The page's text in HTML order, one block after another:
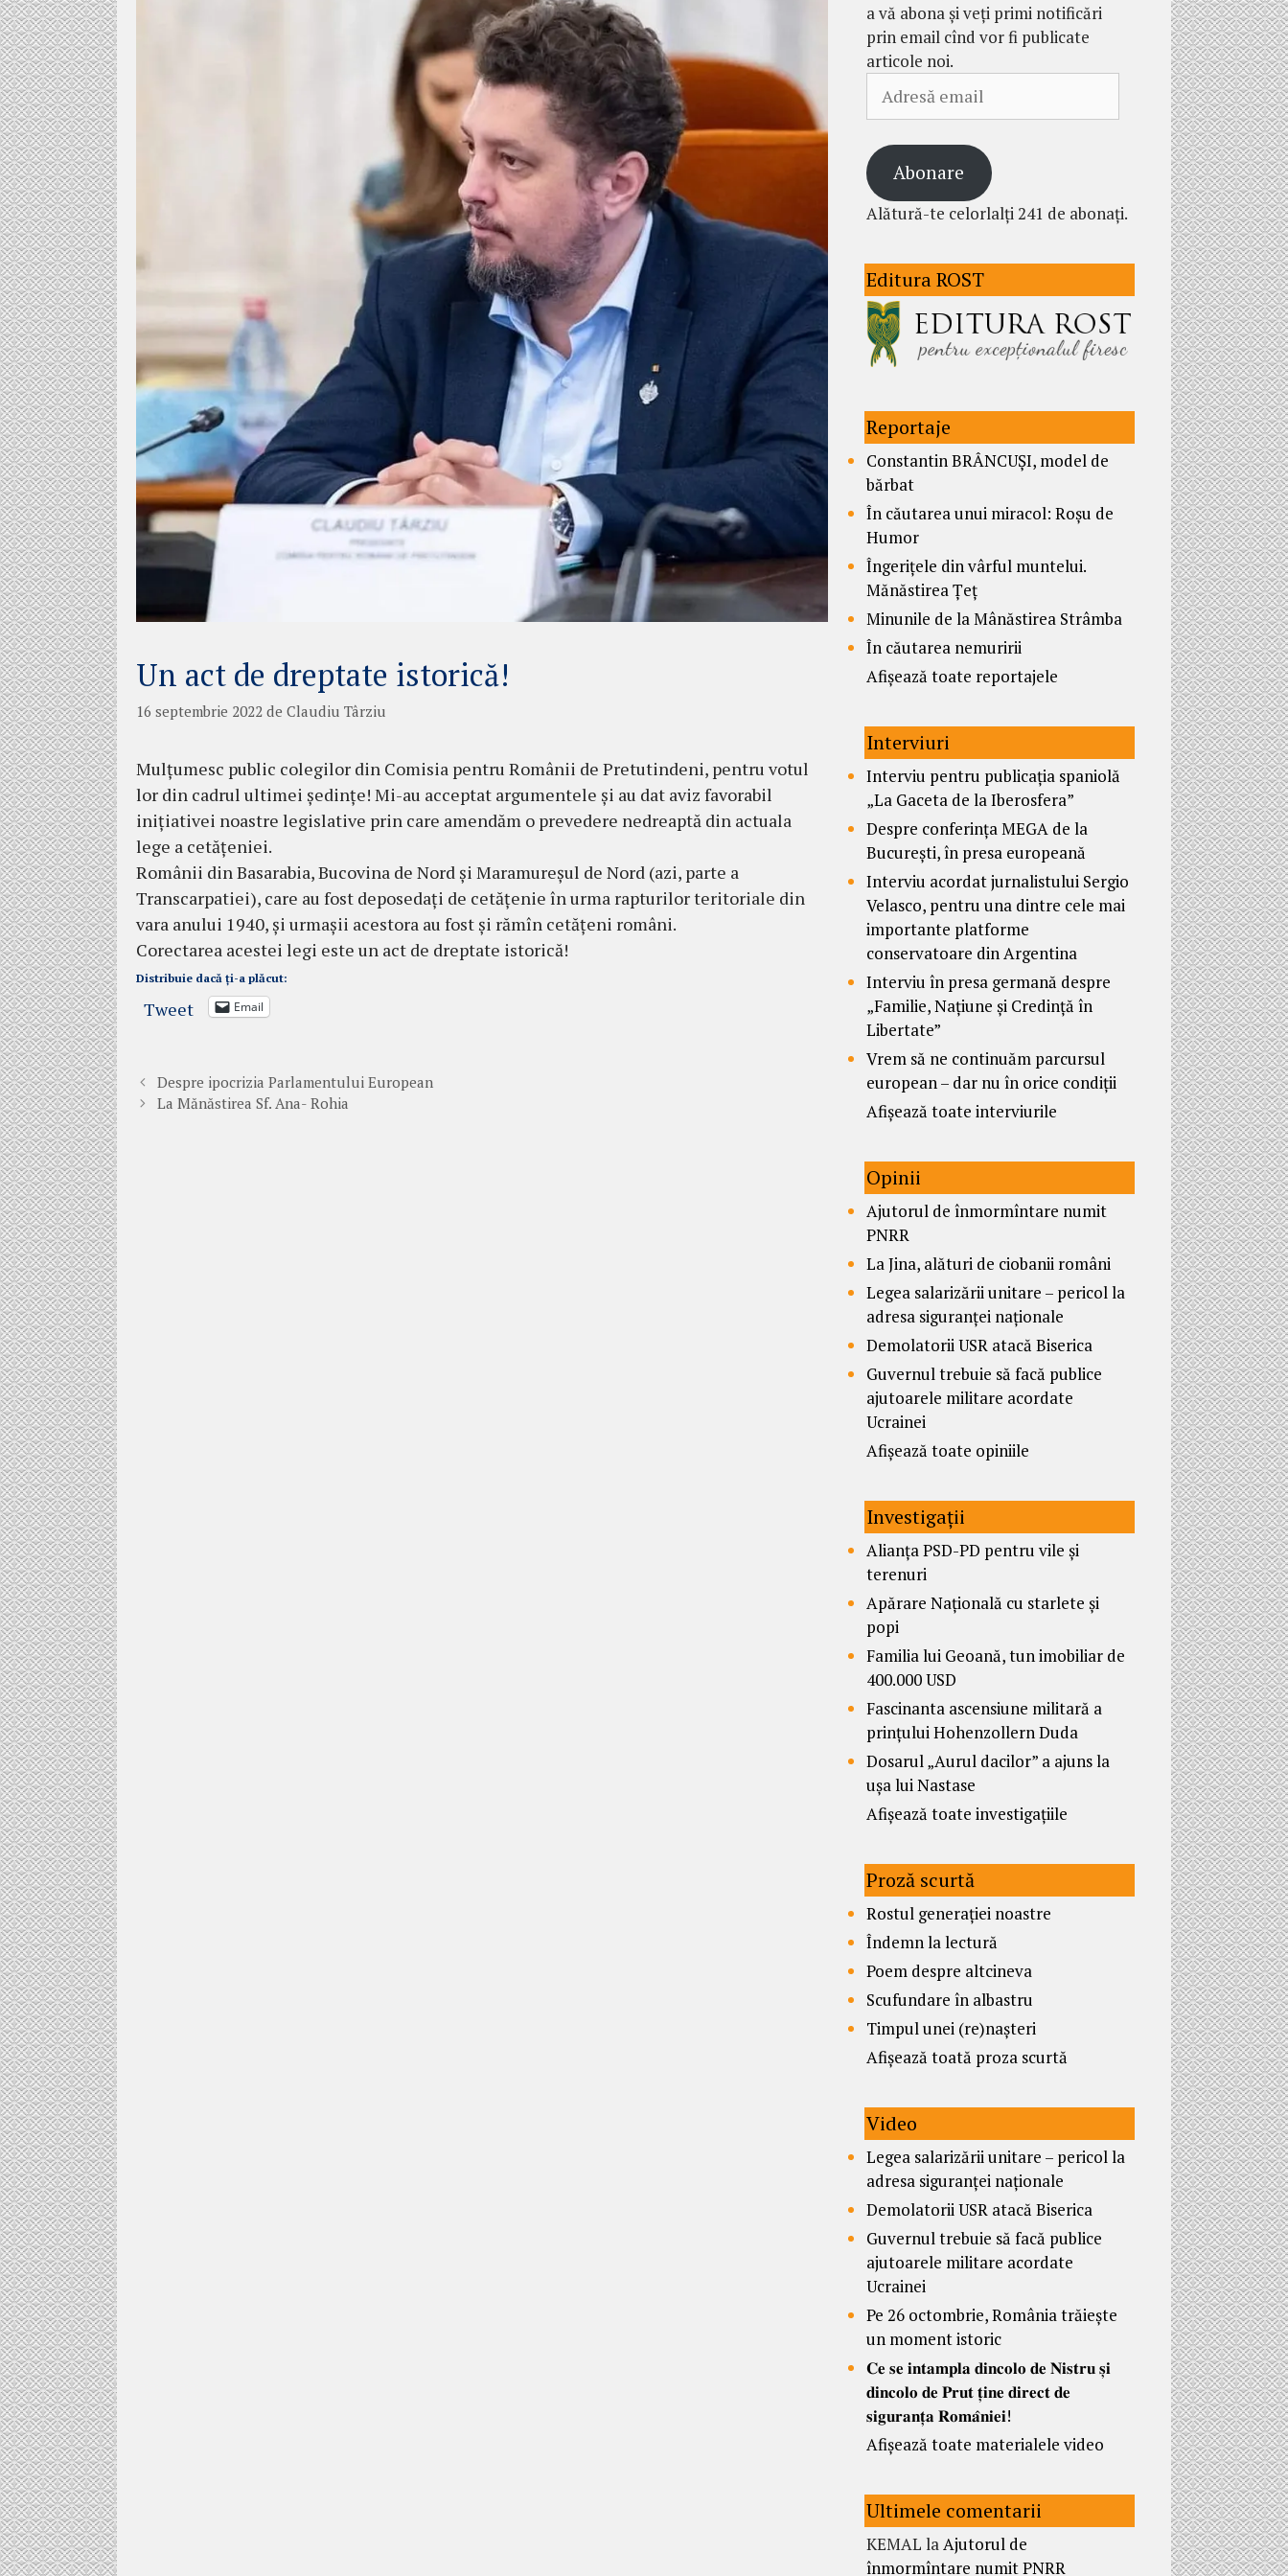
Un act de dreptate istorică!
16 septembrie 2022 de Claudiu Târziu
Mulțumesc public colegilor din Comisia pentru Românii de Pretutindeni, pentru votul
lor din cadrul ultimei ședințe! Mi-au acceptat argumentele și au dat aviz favorabil
inițiativei noastre legislative prin care amendăm o prevedere nedreaptă din actuala
lege a cetățeniei.
Românii din Basarabia, Bucovina de Nord și Maramureșul de Nord (azi, parte a
Transcarpatiei), care au fost deposedați de cetățenie în urma rapturilor teritoriale din
vara anului 1940, și urmașii acestora au fost și rămîn cetățeni români.
Corectarea acestei legi este un act de dreptate istorică!
Distribuie dacă ți-a plăcut:
Tweet Email
Despre ipocrizia Parlamentului European
La Mănăstirea Sf. Ana- Rohia
a vă abona și veți primi notificări
prin email cînd vor fi publicate
articole noi.
email
Abonare
Alătură-te celorlalți 241 de abonați.
Editura ROST
Reportaje
Constantin BRÂNCUȘI, model de
bărbat
În căutarea unui miracol: Roșu de
Humor
Îngerițele din vârful muntelui.
Mănăstirea Țeț
Minunile de la Mânăstirea Strâmba
În căutarea nemuririi
Afișează toate reportajele
Interviuri
Interviu pentru publicația spaniolă
„La Gaceta de la Iberosfera”
Despre conferința MEGA de la
București, în presa europeană
Interviu acordat jurnalistului Sergio
Velasco, pentru una dintre cele mai
importante platforme
conservatoare din Argentina
Interviu în presa germană despre
„Familie, Națiune și Credință în
Libertate”
Vrem să ne continuăm parcursul
european – dar nu în orice condiții
Afișează toate interviurile
Opinii
Ajutorul de înmormîntare numit
PNRR
La Jina, alături de ciobanii români
Legea salarizării unitare – pericol la
adresa siguranței naționale
Demolatorii USR atacă Biserica
Guvernul trebuie să facă publice
ajutoarele militare acordate
Ucrainei
Afișează toate opiniile
Investigații
Alianța PSD-PD pentru vile și
terenuri
Apărare Națională cu starlete și
popi
Familia lui Geoană, tun imobiliar de
400.000 USD
Fascinanta ascensiune militară a
prințului Hohenzollern Duda
Dosarul „Aurul dacilor” a ajuns la
ușa lui Nastase
Afișează toate investigațiile
Proză scurtă
Rostul generației noastre
Îndemn la lectură
Poem despre altcineva
Scufundare în albastru
Timpul unei (re)nașteri
Afișează toată proza scurtă
Video
Legea salarizării unitare – pericol la
adresa siguranței naționale
Demolatorii USR atacă Biserica
Guvernul trebuie să facă publice
ajutoarele militare acordate
Ucrainei
Pe 26 octombrie, România trăiește
un moment istoric
𝐂𝐞 𝐬𝐞 𝐢𝐧𝐭𝐚𝐦𝐩𝐥𝐚 𝐝𝐢𝐧𝐜𝐨𝐥𝐨 𝐝𝐞 𝐍𝐢𝐬𝐭𝐫𝐮 𝐬̦𝐢
𝐝𝐢𝐧𝐜𝐨𝐥𝐨 𝐝𝐞 𝐏𝐫𝐮𝐭 𝐭̦𝐢𝐧𝐞 𝐝𝐢𝐫𝐞𝐜𝐭 𝐝𝐞
𝐬𝐢𝐠𝐮𝐫𝐚𝐧𝐭̦𝐚 𝐑𝐨𝐦𝐚̂𝐧𝐢𝐞𝐢!
Afișează toate materialele video
Ultimele comentarii
KEMAL laAjutorul de
înmormîntare numit PNRR